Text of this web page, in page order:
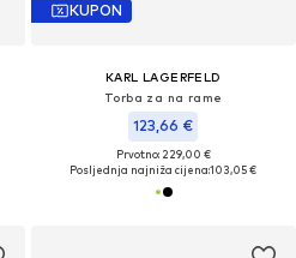
KUPON
KARL LAGERFELD
Torba za na rame
123,66 €
Prvotno: 229,00 €
Posljednja najniža cijena:103,05 €